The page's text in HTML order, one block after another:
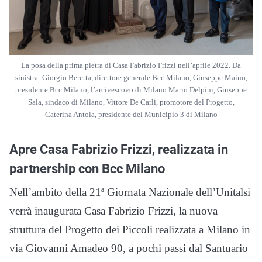
La posa della prima pietra di Casa Fabrizio Frizzi nell’aprile 2022. Da
sinistra: Giorgio Beretta, direttore generale Bcc Milano, Giuseppe Maino,
presidente Bcc Milano, l’arcivescovo di Milano Mario Delpini, Giuseppe
Sala, sindaco di Milano, Vittore De Carli, promotore del Progetto,
Caterina Antola, presidente del Municipio 3 di Milano
Apre Casa Fabrizio Frizzi, realizzata in
partnership con Bcc Milano
Nell’ambito della 21ª Giornata Nazionale dell’Unitalsi
verrà inaugurata Casa Fabrizio Frizzi, la nuova
struttura del Progetto dei Piccoli realizzata a Milano in
via Giovanni Amadeo 90, a pochi passi dal Santuario